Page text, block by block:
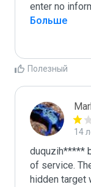
enter no
Больше
Полезный
14
duquzih*****
of service.
hidden target